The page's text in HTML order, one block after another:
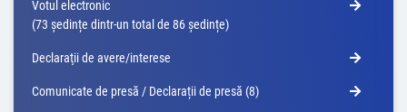
Votul electronic
(73 ședințe dintr-un total de 86 ședințe)
Declaraţii de avere/interese
Comunicate de presă / Declarații de presă (8)